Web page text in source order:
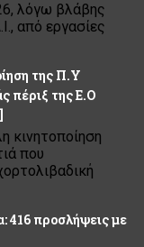
λόγω βλάβης
από εργασίες
της Π.Υ
πέριξ της Ε.Ο
κινητοποίηση
που
416 προσλήψεις με